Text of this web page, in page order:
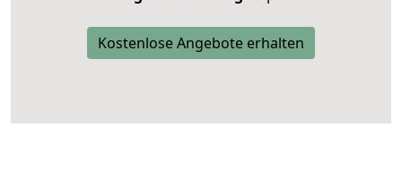
Kostenlose Angebote erhalten